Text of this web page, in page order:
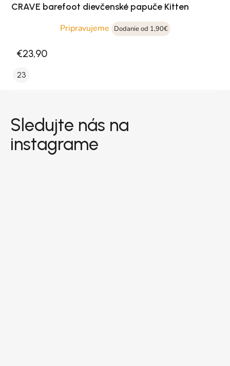
CRAVE barefoot dievčenské papuče Kitten
Pripravujeme
Dodanie od 1,90€
€23,90
23
Sledujte nás na
instagrame